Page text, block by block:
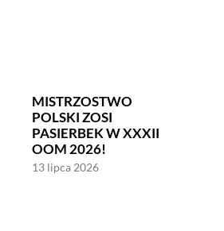
MISTRZOSTWO
POLSKI ZOSI
PASIERBEK W XXXII
OOM 2026!
13 lipca 2026